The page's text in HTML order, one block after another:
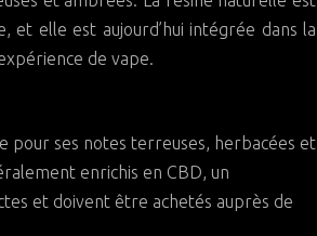
et elle est aujourd’hui intégrée dans la
de vape.
pour ses notes terreuses, herbacées et
enrichis en CBD, un
et doivent être achetés auprès de